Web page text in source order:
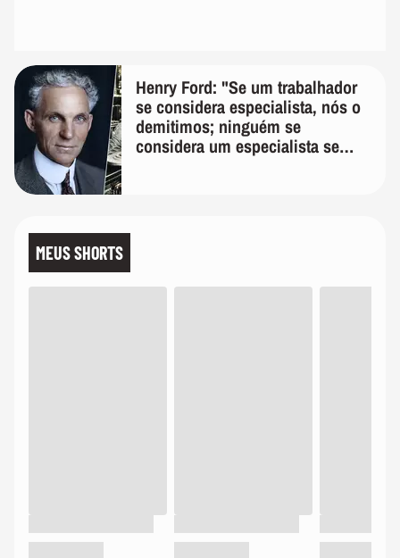
Henry Ford: "Se um trabalhador
se considera especialista, nós o
demitimos; ninguém se
considera um especialista se
MEUS SHORTS